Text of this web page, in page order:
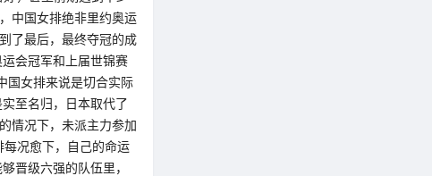
中国女排绝非里约奥运
了最后，最终夺冠的成
会冠军和上届世锦赛
国女排来说是切合实际
至名归，日本取代了
情况下，未派主力参加
每况愈下，自己的命运
晋级六强的队伍里，